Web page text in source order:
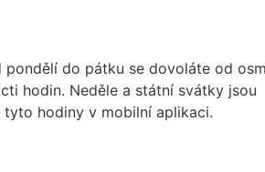
pondělí do pátku se dovoláte od
hodin. Neděle a státní svátky jsou
hodiny v mobilní aplikaci.